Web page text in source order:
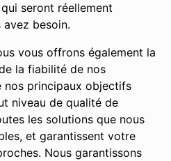
seront réellement
besoin.
vous offrons également la
la fiabilité de nos
nos principaux objectifs
niveau de qualité de
les solutions que nous
et garantissent votre
Nous garantissons